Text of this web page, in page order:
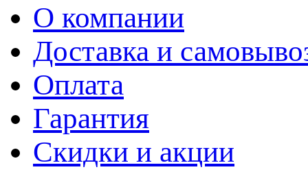
О компании
Доставка и
Оплата
Гарантия
Скидки и акции